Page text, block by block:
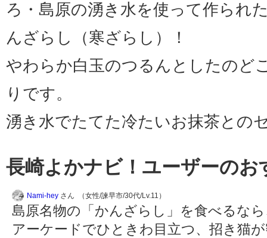
ろ・島原の湧き水を使って作られ
んざらし（寒ざらし）！
やわらか白玉のつるんとしたのど
りです。
湧き水でたてた冷たいお抹茶との
長崎よかナビ！ユーザーのお
Nami-hey さん （女性/諫早市/30代/Lv.11）
島原名物の「かんざらし」を食べるな
アーケードでひときわ目立つ、招き猫